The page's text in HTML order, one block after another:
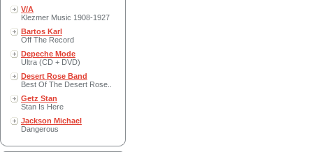
V/A
Klezmer Music 1908-1927
Bartos Karl
Off The Record
Depeche Mode
Ultra (CD + DVD)
Desert Rose Band
Best Of The Desert Rose..
Getz Stan
Stan Is Here
Jackson Michael
Dangerous